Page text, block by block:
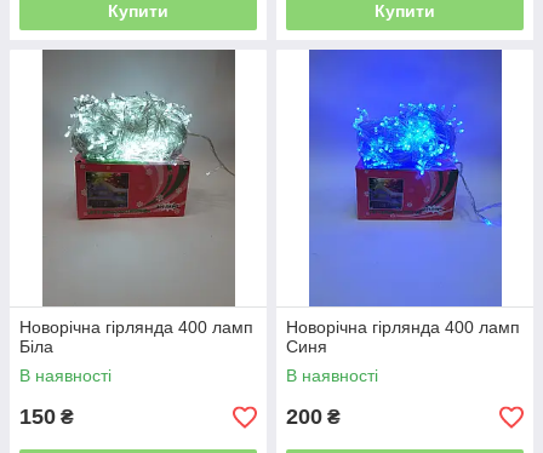
Купити Купити
Новорічна гірлянда 400 ламп
Біла
В наявності
150 ₴
Новорічна гірлянда 400 ламп
Синя
В наявності
200 ₴